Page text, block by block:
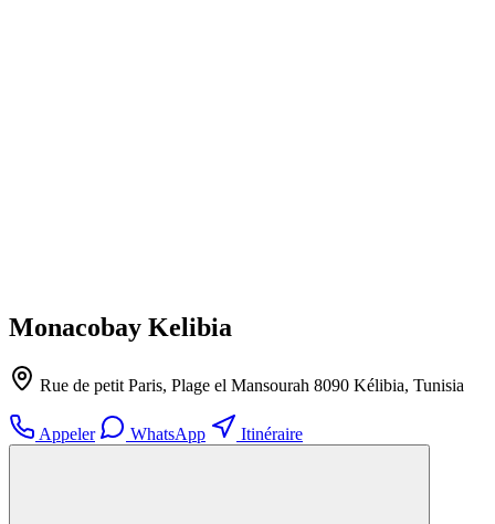
Monacobay Kelibia
Rue de petit Paris, Plage el Mansourah 8090 Kélibia, Tunisia
Appeler WhatsApp Itinéraire